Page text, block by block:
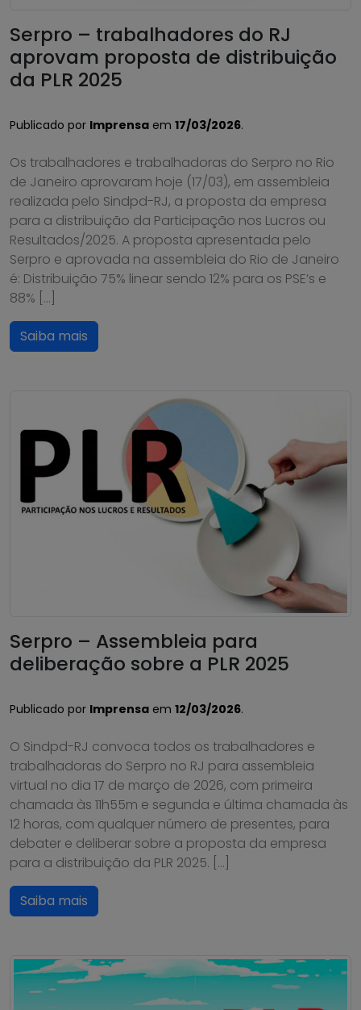
Serpro – trabalhadores do RJ
aprovam proposta de distribuição
da PLR 2025
Publicado por Imprensa em 17/03/2026.
Os trabalhadores e trabalhadoras do Serpro no Rio
de Janeiro aprovaram hoje (17/03), em assembleia
realizada pelo Sindpd-RJ, a proposta da empresa
para a distribuição da Participação nos Lucros ou
Resultados/2025. A proposta apresentada pelo
Serpro e aprovada na assembleia do Rio de Janeiro
é: Distribuição 75% linear sendo 12% para os PSE’s e
88% […]
Saiba mais
Serpro – Assembleia para
deliberação sobre a PLR 2025
Publicado por Imprensa em 12/03/2026.
O Sindpd-RJ convoca todos os trabalhadores e
trabalhadoras do Serpro no RJ para assembleia
virtual no dia 17 de março de 2026, com primeira
chamada às 11h55m e segunda e última chamada às
12 horas, com qualquer número de presentes, para
debater e deliberar sobre a proposta da empresa
para a distribuição da PLR 2025. […]
Saiba mais